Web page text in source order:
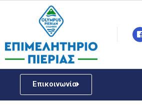
Επικοινωνία
Επιμελητήριο
Νέα